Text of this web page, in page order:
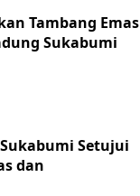
Tambang Emas
Sukabumi
Setujui
dan